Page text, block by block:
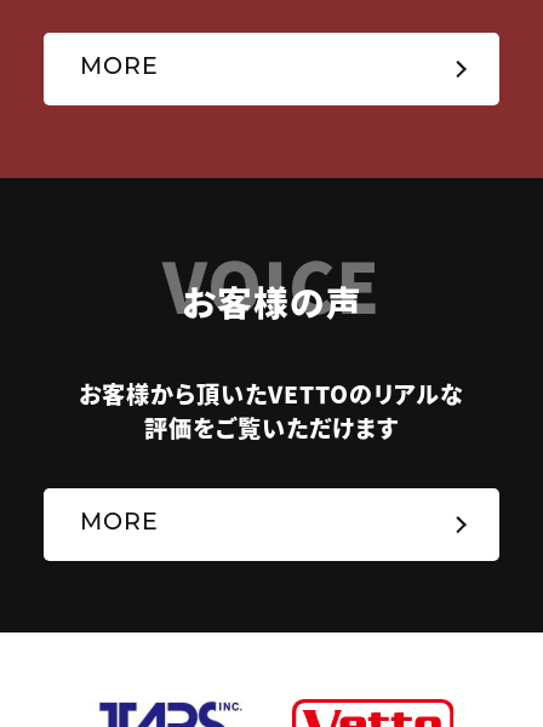
MORE
VOICE
お客様の声
お客様から頂いたVETTOのリアルな
評価をご覧いただけます
MORE